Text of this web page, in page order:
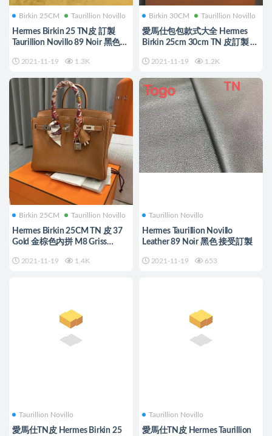
Birkin 25CM Taurillion Novillo
Hermes Birkin 25 TN皮 訂製
Taurillion Novillo 89 Noir 黑色全
2021-11-19 1.3K
Birkin 30CM Taurillion Novillo
愛馬仕包包款式大全 Hermes
Birkin 25cm 30cm TN 皮訂製 37
2021-11-19 1.2K
Birkin 25CM Taurillion Novillo
Hermes Birkin 25CM TN 皮 37
Gold 金棕色內拼 M8 Griss
2021-11-19 1.4K
Taurillion Novillo
Hermes Taurillion Novillo
Leather 89 Noir 黑色 接受訂製
2021-11-19 653
Taurillion Novillo
愛馬仕TN皮 Hermes Birkin 25
Taurillion Novillo
愛馬仕TN皮 Hermes Taurillion